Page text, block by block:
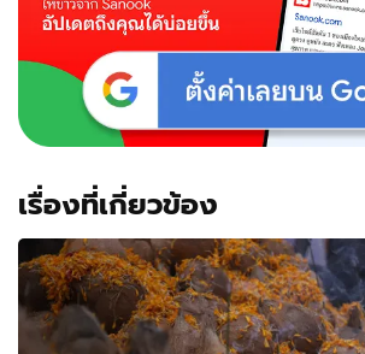
ต.ค.
เรื่องที่เกี่ยวข้อง